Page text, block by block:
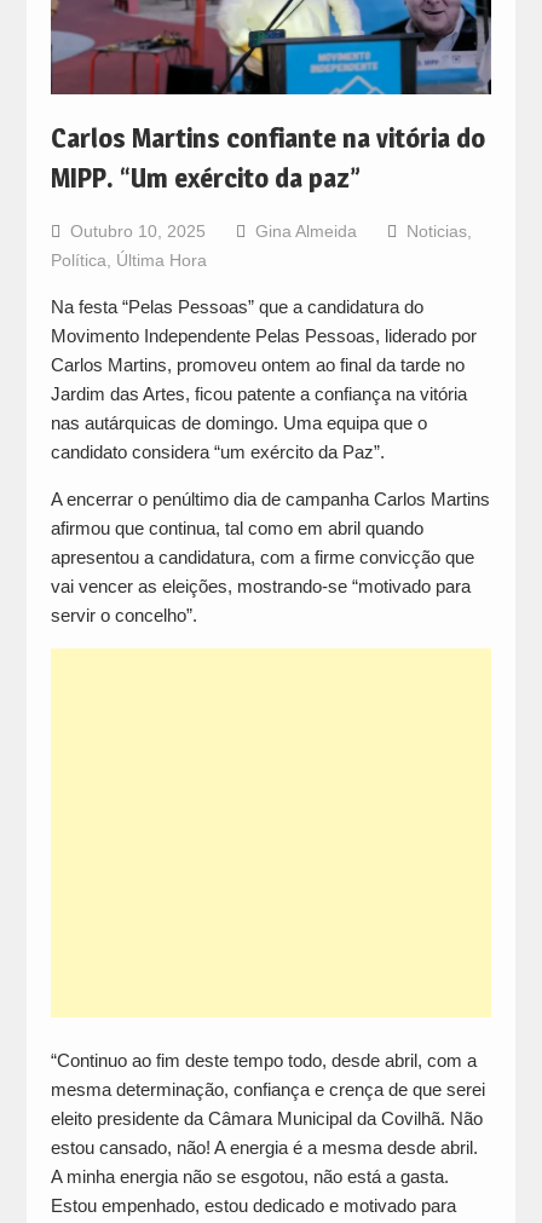
Carlos Martins confiante na vitória do
MIPP. “Um exército da paz”
Outubro 10, 2025 Gina Almeida Noticias,
Política
Última Hora
Na festa “Pelas Pessoas” que a candidatura do
Movimento Independente Pelas Pessoas, liderado por
Carlos Martins, promoveu ontem ao final da tarde no
Jardim das Artes, ficou patente a confiança na vitória
nas autárquicas de domingo. Uma equipa que o
candidato considera “um exército da Paz”.
A encerrar o penúltimo dia de campanha Carlos Martins
afirmou que continua, tal como em abril quando
apresentou a candidatura, com a firme convicção que
vai vencer as eleições, mostrando-se “motivado para
servir o concelho”.
“Continuo ao fim deste tempo todo, desde abril, com a
mesma determinação, confiança e crença de que serei
eleito presidente da Câmara Municipal da Covilhã. Não
estou cansado, não! A energia é a mesma desde abril.
A minha energia não se esgotou, não está a gasta.
Estou empenhado, estou dedicado e motivado para